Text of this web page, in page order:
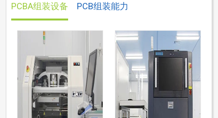
证书：ISO9001/ CE/ TUV/ ROHS
服务：一站式OEM代工服务
电子测试：100%
物流：空运/海运
PCBA组装设备 PCB组装能力